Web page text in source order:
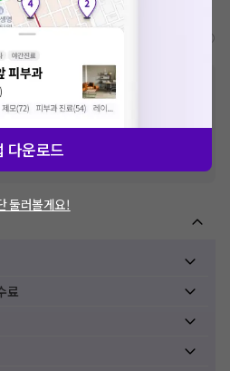
비급여/급여 진료란?
으로 실제 가격과 상이할 수 있으니, 정확
의해주세요.
평가원에 고지되어 있는 급여 진료 기준 가
비용이 추가되어, 병원마다 금액이 다르게
료
다운로드
둘러볼게요!